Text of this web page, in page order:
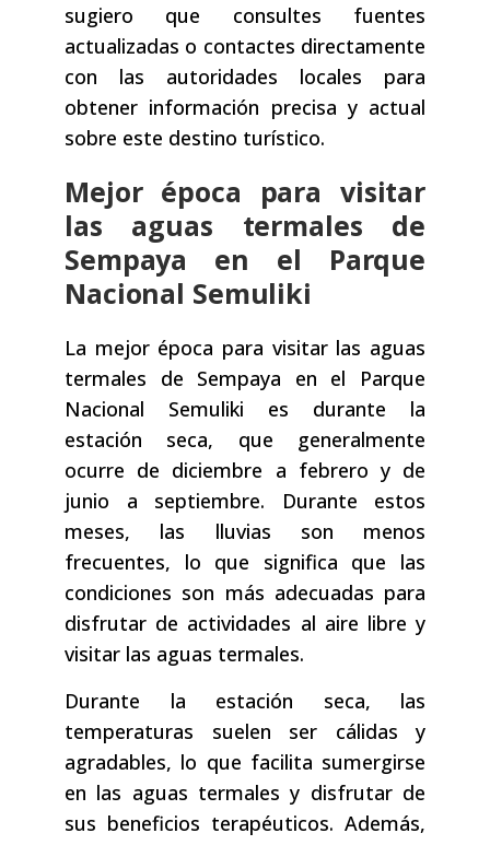
sugiero que consultes fuentes
actualizadas o contactes directamente
con las autoridades locales para
obtener información precisa y actual
sobre este destino turístico.
Mejor época para visitar
las aguas termales de
Sempaya en el Parque
Nacional Semuliki
La mejor época para visitar las aguas
termales de Sempaya en el Parque
Nacional Semuliki es durante la
estación seca, que generalmente
ocurre de diciembre a febrero y de
junio a septiembre. Durante estos
meses, las lluvias son menos
frecuentes, lo que significa que las
condiciones son más adecuadas para
disfrutar de actividades al aire libre y
visitar las aguas termales.
Durante la estación seca, las
temperaturas suelen ser cálidas y
agradables, lo que facilita sumergirse
en las aguas termales y disfrutar de
sus beneficios terapéuticos. Además,